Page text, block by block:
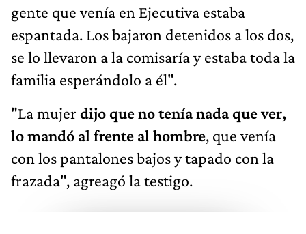
gente que venía en Ejecutiva estaba
espantada. Los bajaron detenidos a los dos,
se lo llevaron a la comisaría y estaba toda la
familia esperándolo a él".
"La mujer dijo que no tenía nada que ver,
lo mandó al frente al hombre, que venía
con los pantalones bajos y tapado con la
frazada", agreagó la testigo.